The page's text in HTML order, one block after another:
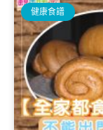
健康食譜